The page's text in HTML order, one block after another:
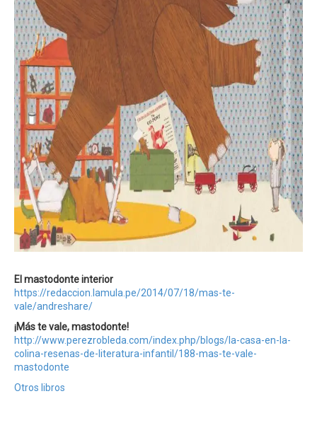
El mastodonte interior
https://redaccion.lamula.pe/2014/07/18/mas-te-
vale/andreshare/
¡Más te vale, mastodonte!
http://www.perezrobleda.com/index.php/blogs/la-casa-en-la-
colina-resenas-de-literatura-infantil/188-mas-te-vale-
mastodonte
Otros libros